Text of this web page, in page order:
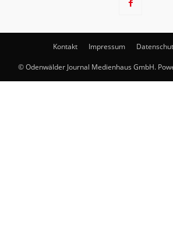
Kontakt Impressum
© Odenwälder Journal Medienhaus GmbH.